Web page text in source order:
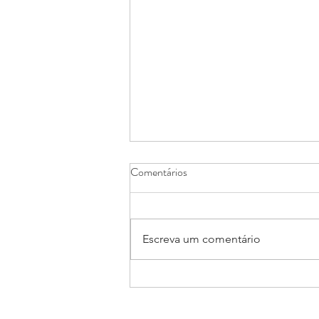
Indenização para profissionais da
Comentários
Escreva um comentário